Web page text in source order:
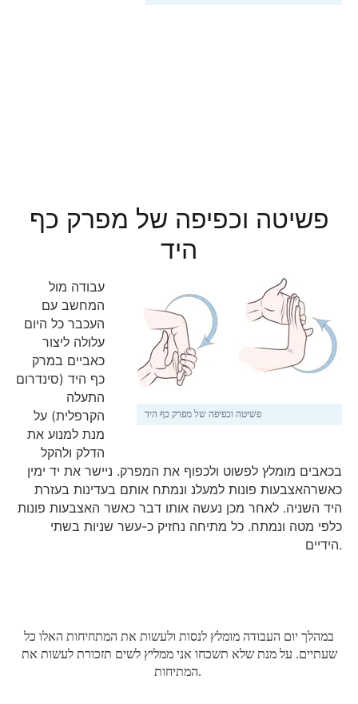
פשיטה וכפיפה של מפרק כף
היד
פשיטה וכפיפה של מפרק כף היד
עבודה מול
המחשב עם
העכבר כל היום
עלולה ליצור
כאביים במרק
כף היד (סינדרום
התעלה
הקרפלית) על
מנת למנוע את
הדלק ולהקל
בכאבים מומלץ לפשוט ולכפוף את המפרק. ניישר את יד ימין
כאשרהאצבעות פונות למעלנ ונמתח אותם בעדינות בעזרת
היד השניה. לאחר מכן נעשה אותו דבר כאשר האצבעות פונות
כלפי מטה ונמתח. כל מתיחה נחזיק כ-עשר שניות בשתי
הידיים.
במהלך יום העבודה מומלץ לנסות ולעשות את המתחיחות האלו כל
שעתיים. על מנת שלא תשכחו אני ממליץ לשים תזכורת לעשות את
המתיחות.